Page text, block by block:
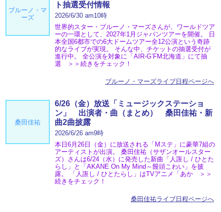
ブルーノ・マ
ーズ
ト抽選受付情報
2026/6/30 am10時
世界的スター・ブルーノ・マーズさんが、ワールドツア
ーの一環として、2027年1月ジャパンツアーを開催。 日
本全国6都市での6大ドームツアー全12公演という奇跡
的なライブが実現。 そんな中、チケットの抽選受付が
進行中。 全公演を対象に「AIR-G’FM北海道」にて抽
選 ＞＞続きをチェック！
ブルーノ・マーズライブ日程ページへ
桑田佳祐
6/26（金）放送「ミュージックステーショ
ン」 出演者・曲（まとめ） 桑田佳祐・新
曲2曲披露
2026/6/26 am9時
本日6月26日（金）に放送される「Mステ」に豪華7組の
アーティストが出演。 桑田佳祐（サザンオールスター
ズ）さんは6/24（水）に発売した新曲「人誑し / ひとた
らし」と「AKANE On My Mind～饅頭こわい」を披
露。 「人誑し / ひとたらし」はTVアニメ「あか ＞＞
続きをチェック！
桑田佳祐ライブ日程ページへ